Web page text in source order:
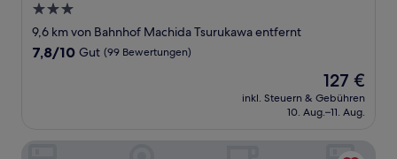
3.0-
Sterne-
Unterkunft
9,6 km von Bahnhof Machida Tsurukawa entfernt
7.8
7,8/10 Gut (99 Bewertungen)
Der
Preis
beträgt
127 €
inkl. Steuern & Gebühren
10. Aug.–11. Aug.
Toyoko Inn Tokyo Machida Station Odakyu Line Higashi